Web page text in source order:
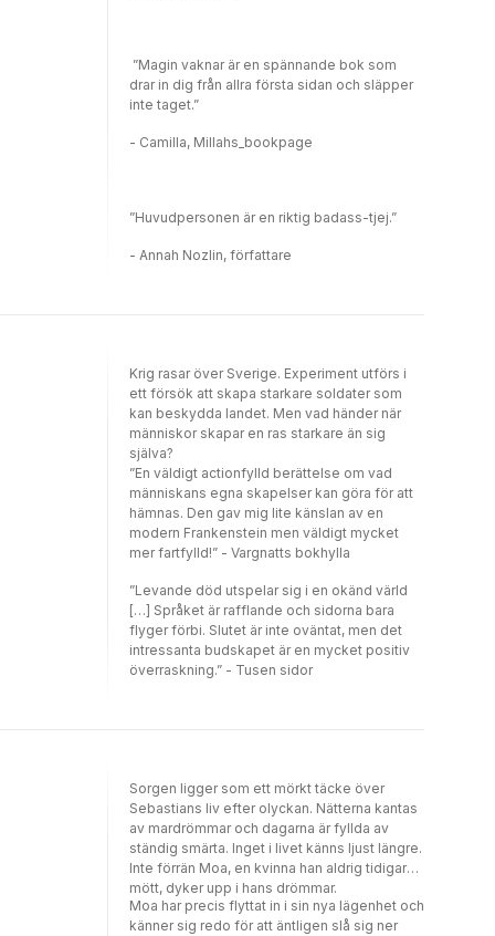
”Magin vaknar är en spännande bok som
drar in dig från allra första sidan och släpper
inte taget.”
- Camilla, Millahs_bookpage
”Huvudpersonen är en riktig badass-tjej.”
- Annah Nozlin, författare
Krig rasar över Sverige. Experiment utförs i
ett försök att skapa starkare soldater som
kan beskydda landet. Men vad händer när
människor skapar en ras starkare än sig
själva?
”En väldigt actionfylld berättelse om vad
människans egna skapelser kan göra för att
hämnas. Den gav mig lite känslan av en
modern Frankenstein men väldigt mycket
mer fartfylld!” - Vargnatts bokhylla
”Levande död utspelar sig i en okänd värld
[…] Språket är rafflande och sidorna bara
flyger förbi. Slutet är inte oväntat, men det
intressanta budskapet är en mycket positiv
överraskning.” - Tusen sidor
Sorgen ligger som ett mörkt täcke över
Sebastians liv efter olyckan. Nätterna kantas
av mardrömmar och dagarna är fyllda av
ständig smärta. Inget i livet känns ljust längre.
Inte förrän Moa, en kvinna han aldrig tidigare
mött, dyker upp i hans drömmar.
Moa har precis flyttat in i sin nya lägenhet och
känner sig redo för att äntligen slå sig ner